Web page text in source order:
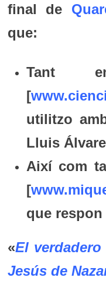
final de
que:
Tant
[
utilitzo
Lluis
Així com
[
que respon
«El
Jesús de